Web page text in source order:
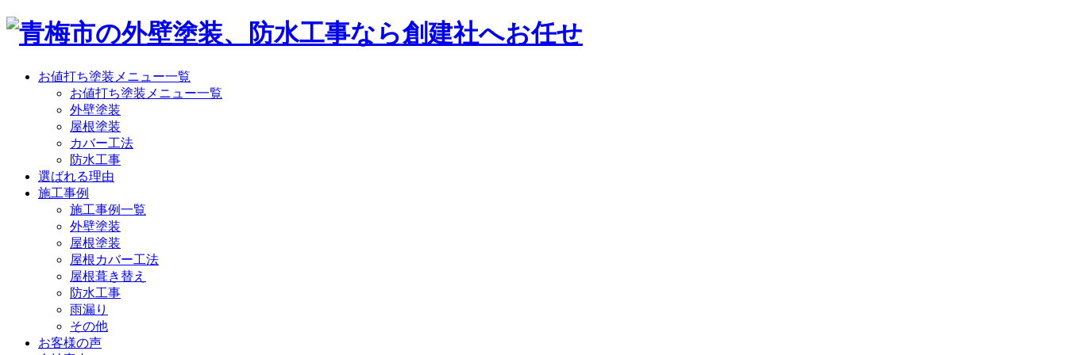
お値打ち塗装メニュー一覧
お値打ち塗装メニュー一覧
外壁塗装
屋根塗装
カバー工法
防水工事
選ばれる理由
施工事例
施工事例一覧
外壁塗装
屋根塗装
屋根カバー工法
屋根葺き替え
防水工事
雨漏り
その他
お客様の声